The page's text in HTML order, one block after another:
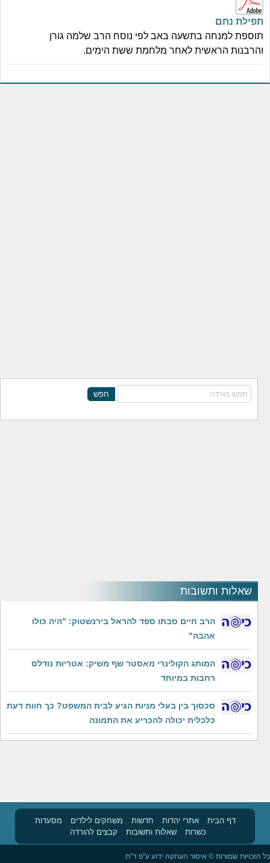
חפש
שאלות ותשובות
הרב חיים סבתו ספד להראל בירנשטוק: "היה כולו
אהבה"
המותג הקולינרי מאסטר שף משיק: אטריות נודלס
רחבות במיוחד
סכסוך בין בעלי מניות הגיע לבית המשפט? כך חוות דעת
כלכלית יכולה להכריע את התמונה
תפילת נחם
תוספת למנחה בתשעה באב לפי נוסח הרב שלמה גורן
והרבנות הראשית לאחר מלחמת ששת הימים.
דף הבית אתרי יהדות חדשות משחקים לילדים
מסעדות
כשרות
שאלות ותשובות קבצים להורדה
כל הזכויות שמורות © איסור העתקה ידוע ע"פ ד"ת